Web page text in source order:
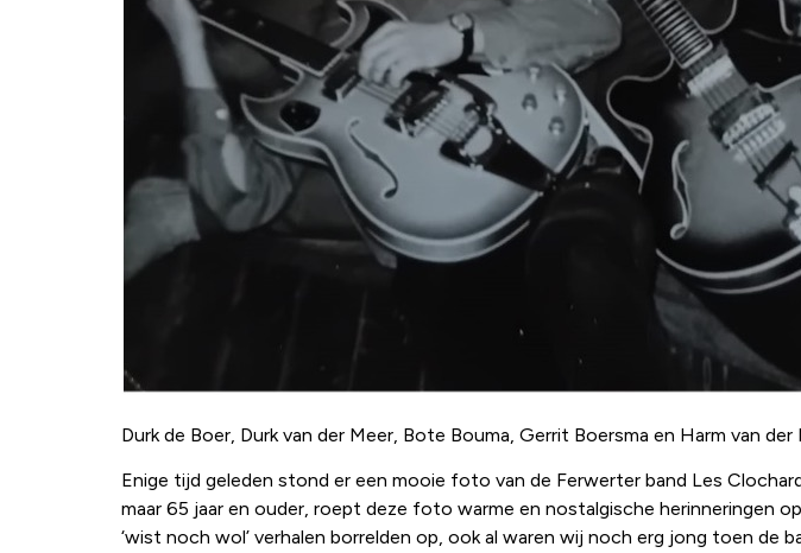
Durk de Boer, Durk van der Meer, Bote Bouma, Gerrit Boersma en Harm van der
Enige tijd geleden stond er een mooie foto van de Ferwerter band Les
maar 65 jaar en ouder, roept deze foto warme en nostalgische herinneringen
‘wist noch wol’ verhalen borrelden op, ook al waren wij noch erg jong toen de